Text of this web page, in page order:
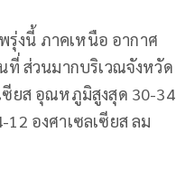
รุ่งนี้ ภาคเหนือ อากาศ
ส่วนมากบริเวณจังหวัด
ยส อุณหภูมิสูงสุด 30-34
องศาเซลเซียส ลม